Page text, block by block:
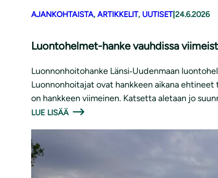
AJANKOHTAISTA, ARTIKKELIT, UUTISET| 24.6.2026
Luontohelmet-hanke vauhdissa
Luonnonhoitohanke Länsi‑Uudenmaan
Luonnonhoitajat ovat hankkeen aikana
on hankkeen viimeinen. Katsetta aletaan jo
LUE LISÄÄ